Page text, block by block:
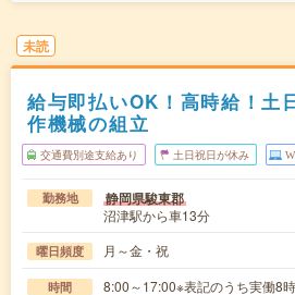
未読
給与即払いOK！高時給！土
作機械の組立
交通費別途支給あり 土日祝日が休み
勤務地 静岡県駿東郡
沼津駅から車13分
曜日頻度 月～金・祝
時間 8:00～17:00※表記のうち実働8時